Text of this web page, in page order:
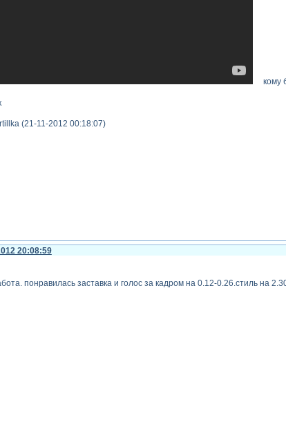
кому
(21-11-2012 00:18:07)
20:08:59
понравилась заставка и голос за кадром на 0.12-0.26.стиль на